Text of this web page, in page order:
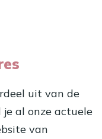
uit van de
je al onze actuele
van